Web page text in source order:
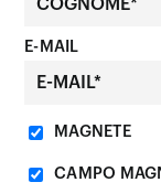
E-MAIL
MAGNETE
CAMPO